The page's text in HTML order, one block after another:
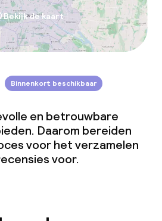
Bekijk de kaart
Binnenkort beschikbaar
en betrouwbare
Daarom bereiden
voor het verzamelen
voor.